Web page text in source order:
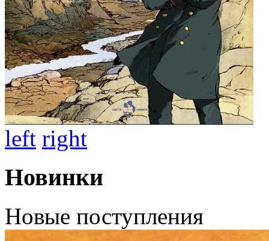
left right
Новинки
Новые поступления